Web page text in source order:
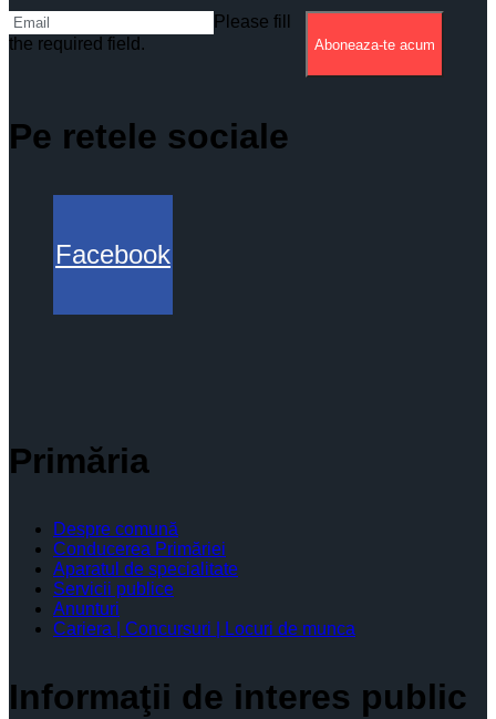
Please fill
the required field.
Aboneaza-te acum
Pe retele sociale
Facebook
Primăria
Despre comună
Conducerea Primăriei
Aparatul de specialitate
Servicii publice
Anunturi
Cariera | Concursuri | Locuri de munca
Informaţii de interes public